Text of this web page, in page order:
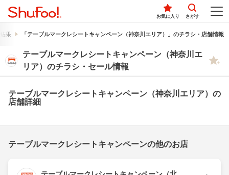
お気に入り さがす
果 「テーブルマークレシートキャンペーン（神奈川エリア）」のチラシ・店舗情報
テーブルマークレシートキャンペーン（神奈川エ
リア）のチラシ・セール情報
テーブルマークレシートキャンペーン（神奈川エリア）の
店舗詳細
テーブルマークレシートキャンペーンの他のお店